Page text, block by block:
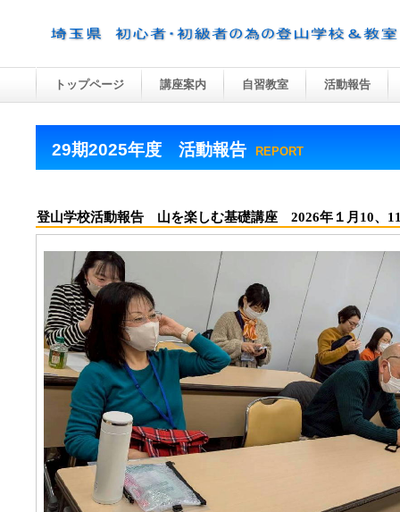
29期2025年度 活動報告 REPORT
登山学校活動報告 山を楽しむ基礎講座 2026年１月10、
トップページ 講座案内 自習教室 活動報告